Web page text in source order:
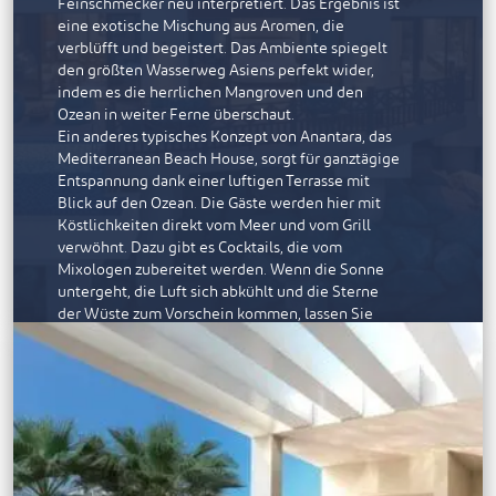
eine exotische Mischung aus Aromen, die
verblüfft und begeistert. Das Ambiente spiegelt
den größten Wasserweg Asiens perfekt wider,
indem es die herrlichen Mangroven und den
Ozean in weiter Ferne überschaut.
Ein anderes typisches Konzept von Anantara, das
Mediterranean Beach House, sorgt für ganztägige
Entspannung dank einer luftigen Terrasse mit
Blick auf den Ozean. Die Gäste werden hier mit
Köstlichkeiten direkt vom Meer und vom Grill
verwöhnt. Dazu gibt es Cocktails, die vom
Mixologen zubereitet werden. Wenn die Sonne
untergeht, die Luft sich abkühlt und die Sterne
der Wüste zum Vorschein kommen, lassen Sie
den Abend bei DJ-Beats und einer Shisha
gemütlich ausklingen.
FREIZEITMÖGLICHKEITEN
Das Resort bietet erstklassige Einrichtungen wie
einen Pool, einen Fitnessraum, einen Yoga-
Pavillon, Kinder- und Jugendclubs und einen